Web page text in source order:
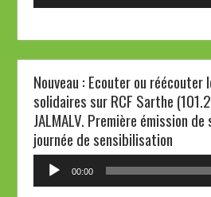
Nouveau : Ecouter ou réécouter
solidaires sur RCF Sarthe
JALMALV. Première émission
journée de sensibilisation
Lecteur
00:00